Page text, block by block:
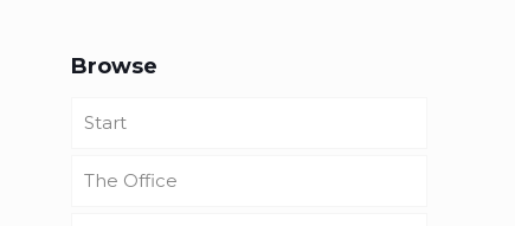
Browse
Start
The Office